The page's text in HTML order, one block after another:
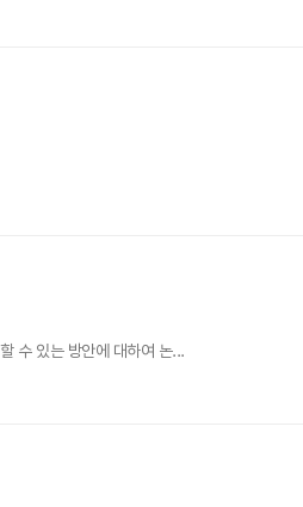
수 있는 방안에 대하여 논...